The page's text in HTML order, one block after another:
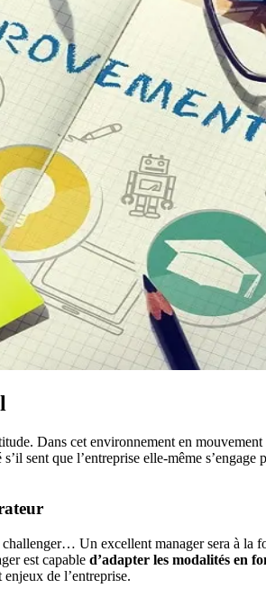
Dans cet environnement en mouvement
sent que l’entreprise elle-même s’engage
Un excellent manager sera à la
est capable d’adapter les modalités en
de l’entreprise.